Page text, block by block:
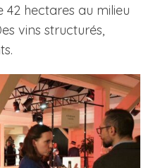
hectares au milieu
vins structurés,